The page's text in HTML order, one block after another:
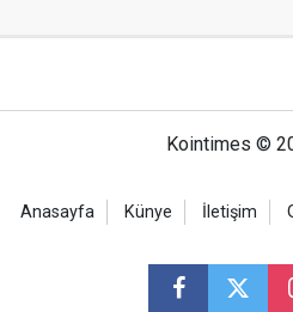
Kointimes ©
Anasayfa Künye İletişim